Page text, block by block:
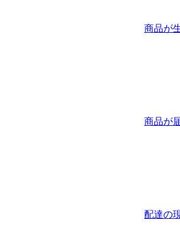
商品が
商品が
配達の